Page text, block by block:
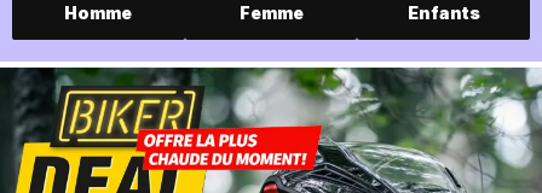
Homme Femme Enfants